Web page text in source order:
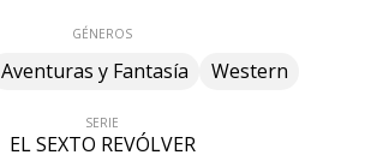
GÉNEROS
Aventuras y Fantasía Western
SERIE
EL SEXTO REVÓLVER